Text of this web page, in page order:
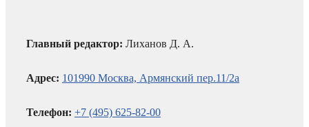
Главный редактор: Лиханов Д. А.
Адрес: 101990 Москва, Армянский пер.11/2а
Телефон: +7 (495) 625-82-00